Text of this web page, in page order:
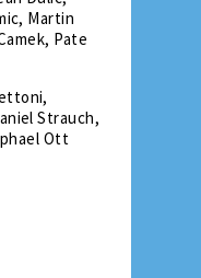
Martin
Pate
Strauch,
Ott